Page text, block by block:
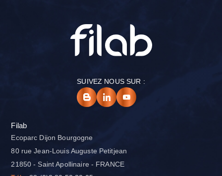
SUIVEZ NOUS SUR :
Filab
Ecoparc Dijon Bourgogne
80 rue Jean-Louis Auguste Petitjean
21850 - Saint Apollinaire - FRANCE